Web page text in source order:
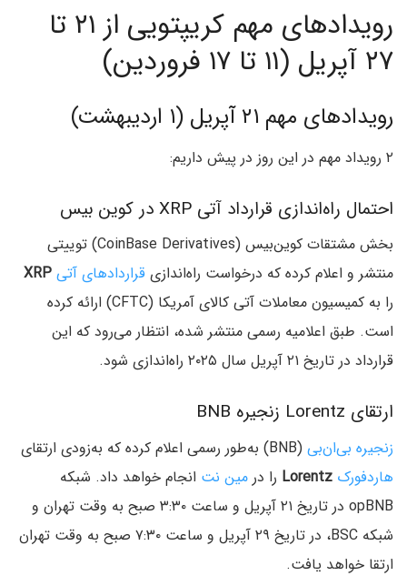
رویدادهای مهم کریپتویی از ۲۱ تا
۲۷ آپریل (۱۱ تا ۱۷ فروردین)
رویدادهای مهم ۲۱ آپریل (۱ اردیبهشت)
۲ رویداد مهم در این روز در پیش داریم:
احتمال راه‌اندازی قرارداد آتی XRP در کوین بیس
بخش مشتقات کوین‌بیس (CoinBase Derivatives) توییتی
منتشر و اعلام کرده که درخواست راه‌اندازی قراردادهای آتی XRP
را به کمیسیون معاملات آتی کالای آمریکا (CFTC) ارائه کرده
است. طبق اعلامیه رسمی منتشر شده، انتظار می‌رود که این
قرارداد در تاریخ ۲۱ آپریل سال ۲۰۲۵ راه‌اندازی شود.
ارتقای Lorentz زنجیره BNB
زنجیره بی‌ان‌بی (BNB) به‌طور رسمی اعلام کرده که به‌زودی ارتقای
هاردفورک Lorentz را در مین نت انجام خواهد داد. شبکه
opBNB در تاریخ ۲۱ آپریل و ساعت ۳:۳۰ صبح به وقت تهران و
شبکه BSC، در تاریخ ۲۹ آپریل و ساعت ۷:۳۰ صبح به وقت تهران
ارتقا خواهد یافت.